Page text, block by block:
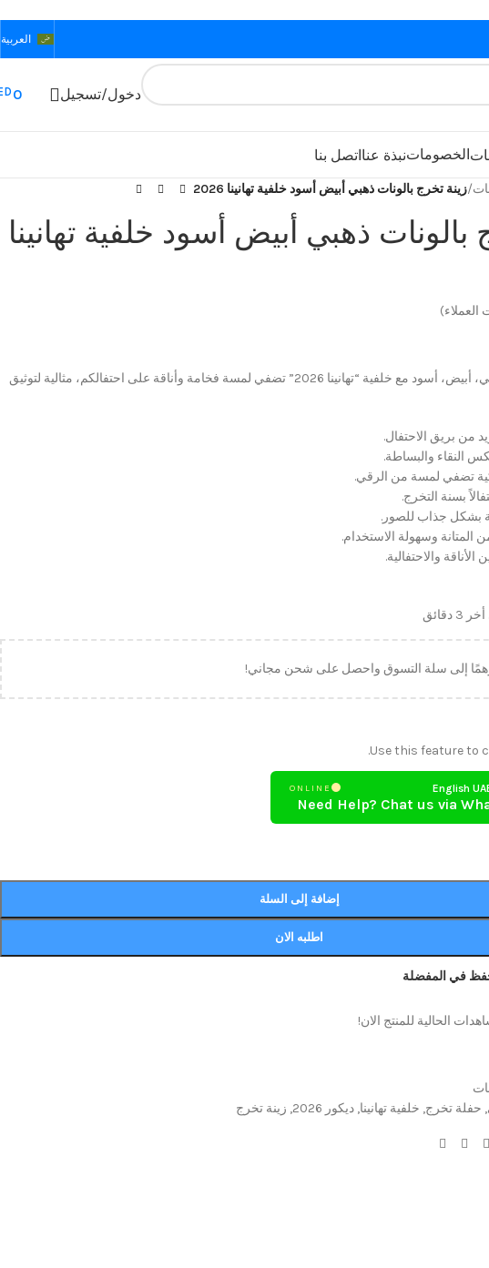
العربية
دخول/تسجيل 0
الخصوماتنبذة عنااتصل بنا
/زينة تخرج بالونات ذهبي أبيض أسود خلفية تهانينا 2026
بالونات ذهبي أبيض أسود خلفية تهانينا
العملاء)
زينة تخرج بالونات ذهبي، أبيض، أسود مع خلفية “تهانينا 2026” تضفي لمسة فخامة وأناقة على احتفالكم، مثالية لتوثيق
من بريق الاحتفال.
النقاء والبساطة.
تضفي لمسة من الرقي.
بشكل جذاب للصور.
المتانة وسهولة الاستخدام.
والاحتفالية.
إلى سلة التسوق واحصل على شحن مجاني!
Use this feature to
ONLINE
Need Help? Chat us via
إضافة إلى السلة
اطلبه الان
في المفضلة
الحالية للمنتج الان!
, حفلة تخرج, خلفية تهانينا, ديكور 2026 , زينة تخرج